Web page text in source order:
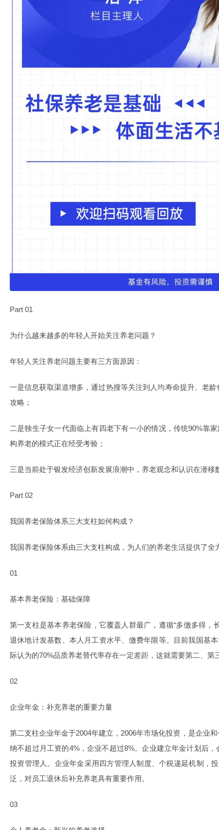
Part 01
为什么越来越多的年轻人开始关注养老问题？
年轻人关注养老问题主要有三方面原因：
一是信息获取渠道增多，通过热搜等关注到人均寿命提升、老
攻略；
二是独生子女一代面临上有四老下有一小的情况，传统90%靠
构养老的模式正在经受考验；
三是当前处于银发经济创新发展浪潮中，养老观念和认识在潜移
Part 02
我国养老保险体系三大支柱如何构成？
我国养老保险体系由三大支柱构成，为人们的养老生活提供了全
01
基本养老保险：基础保障
第一支柱是基本养老保险，它覆盖人群最广，遵循“多缴多得，
退休地计发基数、本人月工资水平、缴费年限等。目前我国基
际认为的70%品质养老替代率存在一定差距，这就需要第二、第
02
企业年金：补充养老的重要力量
第二支柱企业年金于2004年建立，2006年市场化投资，是企业
纳不超过月工资的4%，企业不超过8%。企业建立年金计划后
投资管理人。企业年金采用四方管理人制度、个税递延机制，
泛，对员工退休后补充养老具有重要作用。
03